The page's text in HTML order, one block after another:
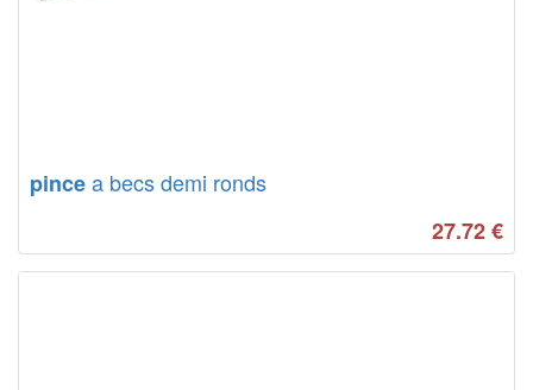
pincea becs demi ronds
27.72€